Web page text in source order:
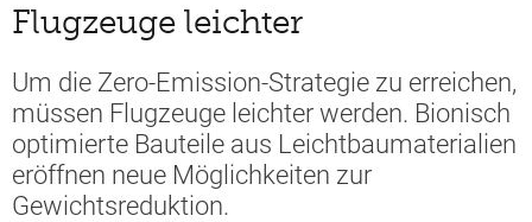
Flugzeuge leichter
Um die Zero-Emission-Strategie zu erreichen,
müssen Flugzeuge leichter werden. Bionisch
optimierte Bauteile aus Leichtbaumaterialien
eröffnen neue Möglichkeiten zur
Gewichtsreduktion.